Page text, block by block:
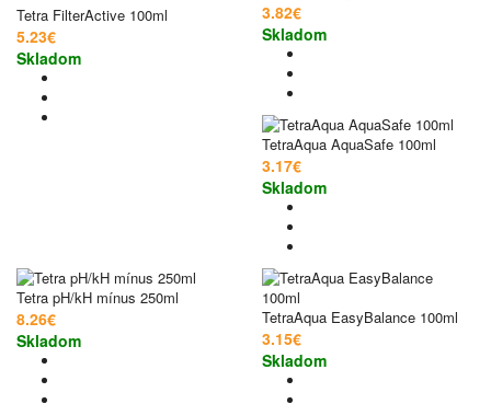
Tetra FilterActive 100ml
5.23€
Skladom
3.82€
Skladom
TetraAqua AquaSafe 100ml
3.17€
Skladom
Tetra pH/kH mínus 250ml
8.26€
Skladom
TetraAqua EasyBalance 100ml
3.15€
Skladom